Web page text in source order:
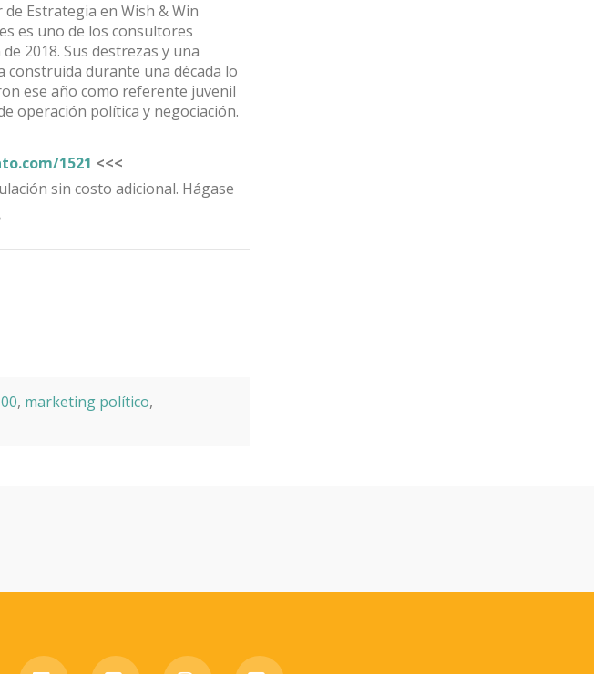
de Estrategia en Wish & Win
es uno de los consultores
2018. Sus destrezas y una
construida durante una década lo
ese año como referente juvenil
operación política y negociación.
1521 <<<
sin costo adicional. Hágase
, marketing político,